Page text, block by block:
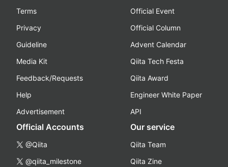
Terms
Privacy
Guideline
Media Kit
Feedback/Requests
Help
Advertisement
Official Event
Official Column
Advent Calendar
Qiita Tech Festa
Qiita Award
Engineer White Paper
API
Official Accounts
@Qiita
@qiita_milestone
Our service
Qiita Team
Qiita Zine